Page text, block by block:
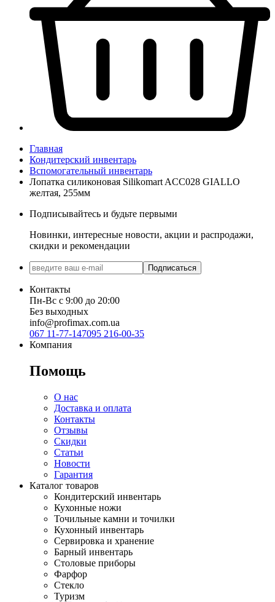
Главная
Кондитерский инвентарь
Вспомогательный инвентарь
Лопатка силиконовая Silikomart ACC028 GIALLO
желтая, 255мм
Подписывайтесь и будьте первыми
Новинки, интересные новости, акции и распродажи,
скидки и рекомендации
Подписаться
Контакты
Пн-Вс с 9:00 до 20:00
Без выходных
info@profimax.com.ua
067 11-77-147095 216-00-35
Компания
Помощь
О нас
Доставка и оплата
Контакты
Отзывы
Скидки
Статьи
Новости
Гарантия
Каталог товаров
Кондитерский инвентарь
Кухонные ножи
Точильные камни и точилки
Кухонный инвентарь
Сервировка и хранение
Барный инвентарь
Столовые приборы
Фарфор
Стекло
Туризм